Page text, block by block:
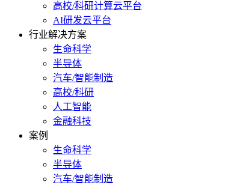
高校/科研计算云平台
AI研发云平台
行业解决方案
生命科学
半导体
汽车/智能制造
高校/科研
人工智能
金融科技
案例
生命科学
半导体
汽车/智能制造